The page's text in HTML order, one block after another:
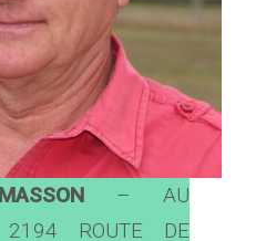
MASSON– AU
ROUTE DE